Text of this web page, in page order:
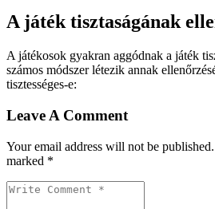
A játék tisztaságának
A játékosok gyakran aggódnak a játék
számos módszer létezik annak
tisztességes-e:
Leave A Comment
Your email address will not be
marked *